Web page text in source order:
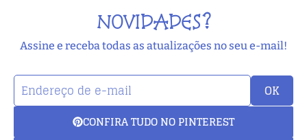
NOVIDADES?
Assine e receba todas as atualizações no seu e-mail!
OK
CONFIRA TUDO NO PINTEREST